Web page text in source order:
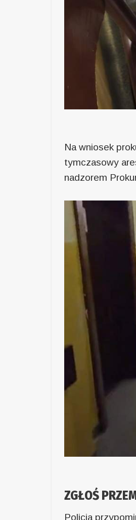
Na wniosek
tymczasowy
nadzorem
ZGŁOŚ
Policja